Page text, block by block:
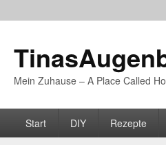
Mein Zuhause – A Place Called
PrimäresStart DIY Rezepte